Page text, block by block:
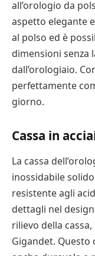
all’orologio da
aspetto elegante
al polso ed è
dimensioni senza
dall’orologiaio.
perfettamente
giorno.
Cassa in
La cassa
inossidabile
resistente agli
dettagli nel
rilievo della
Gigandet.